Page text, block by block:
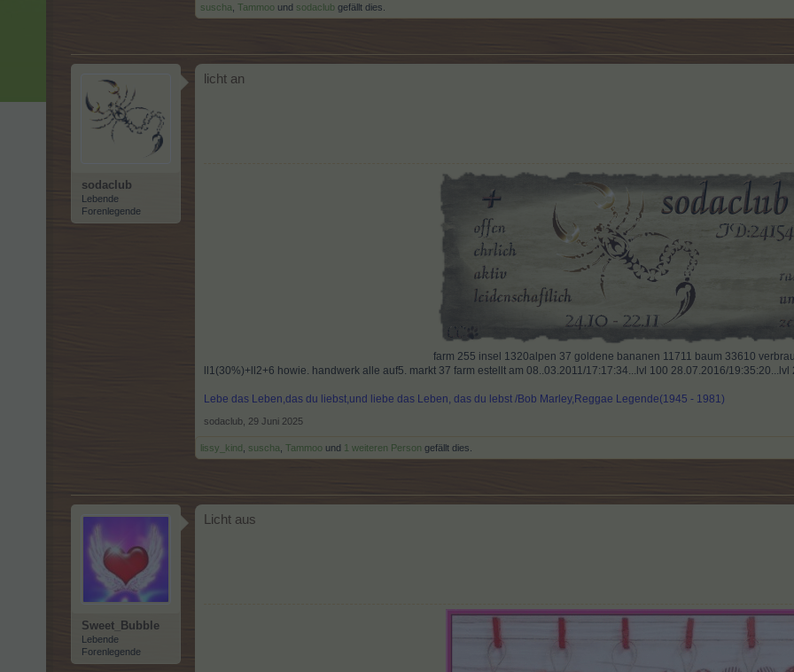
suscha Tammoo und sodaclub gefällt dies.
sodaclub
Lebende
Forenlegende
licht an
farm 255 insel 1320alpen 37 goldene bananen 11711 baum 33610
ll1(30%)+ll2+6 howie. handwerk alle auf5. markt 37 farm estellt am 08..03.2011/17:17:34...lvl 100 28.07.2016/
Lebe das Leben,das du liebst,und liebe das Leben, das du lebst /Bob Marley,Reggae Legende(1945 - 1981)
sodaclub 29 Juni 2025
lissy_kind suscha Tammoo und 1 weiteren Person gefällt dies.
Sweet_Bubble
Lebende
Forenlegende
Licht aus